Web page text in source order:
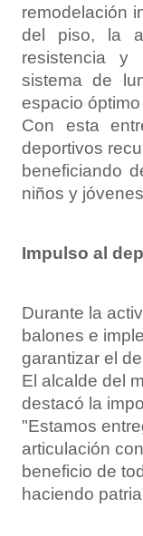
remodelación
del piso, la
resistencia
sistema de
espacio
Con esta
deportivos
beneficiando
niños y
Impulso al
Durante la
balones e
garantizar el
El alcalde del
destacó la
"Estamos
articulación
beneficio de
haciendo